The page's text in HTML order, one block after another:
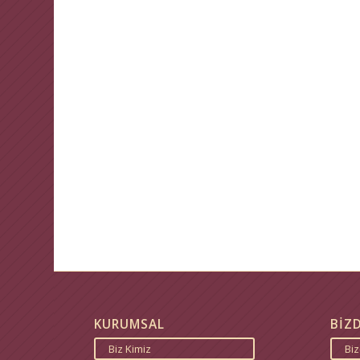
KURUMSAL
Biz Kimiz